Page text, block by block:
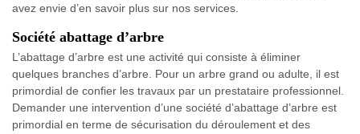
avez envie d’en savoir plus sur nos services.
Société abattage d’arbre
L’abattage d’arbre est une activité qui consiste à éliminer
quelques branches d’arbre. Pour un arbre grand ou adulte, il est
primordial de confier les travaux par un prestataire professionnel.
Demander une intervention d’une société d’abattage d’arbre est
primordial en terme de sécurisation du déroulement et des